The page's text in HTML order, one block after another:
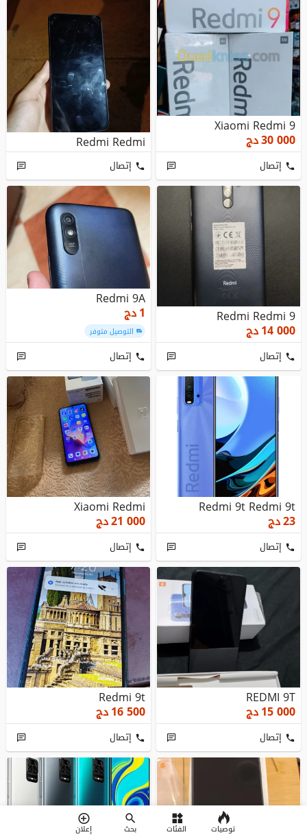
Xiaomi Redmi 9
30 000دج
إتصال
Redmi Redmi
إتصال
Redmi Redmi 9
14 000دج
إتصال
Redmi 9A
1دج
التوصيل متوفر
إتصال
Redmi 9t Redmi 9t
23دج
إتصال
Xiaomi Redmi
21 000دج
إتصال
REDMI 9T
15 000دج
إتصال
Redmi 9t
16 500دج
إتصال
توصيات الفئات بحث إعلان